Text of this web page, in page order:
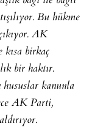
Bu hükme
AK
birkaç
bir haktır.
kanunla
AK Parti,